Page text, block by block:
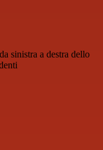
sinistra a destra dello